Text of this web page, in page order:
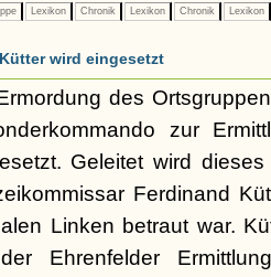
Lexikon Chronik Lexikon Chronik Lexikon
wird eingesetzt
des
zur
Geleitet wird
Ferdinand
Linken betraut war.
Ehrenfelder